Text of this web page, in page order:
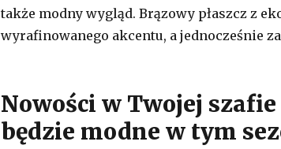
także modny wygląd. Brązowy płaszcz z
wyrafinowanego akcentu, a jednocześnie
Nowości w Twojej
będzie modne w tym